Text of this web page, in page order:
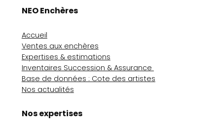
NEO Enchères
Accueil
Ventes aux enchères
Expertises & estimations
Inventaires Succession & Assurance
Base de données : Cote des artistes
Nos actualités
Nos expertises